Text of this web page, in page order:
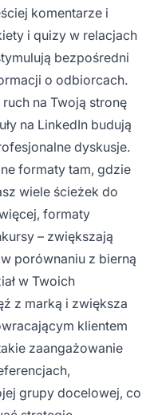
komentarze i
i quizy w relacjach
bezpośredni
o odbiorcach.
na Twoją stronę
na LinkedIn budują
dyskusje.
formaty tam, gdzie
wiele ścieżek do
formaty
– zwiększają
porównaniu z bierną
w Twoich
z marką i zwiększa
klientem
zaangażowanie
grupy docelowej, co